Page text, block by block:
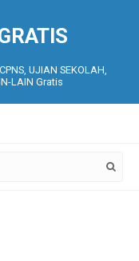
UJIAN SEKOLAH,
LAIN Gratis